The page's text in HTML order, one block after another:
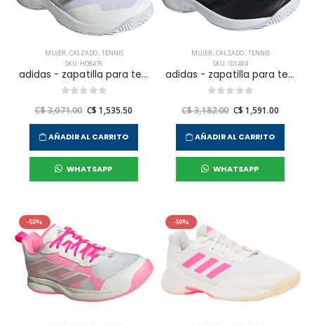
MUJER,CALZADO,TENNIS
SKU: HQ8476
adidas - zapatilla para tennis gamecourt 2 para mujer
C$ 3,071.00 C$ 1,535.50
AÑADIR AL CARRITO
WHATSAPP
MUJER,CALZADO,TENNIS
SKU: ID1494
adidas - zapatilla para tennis gamecourt 2 w para mujer
C$ 3,182.00 C$ 1,591.00
AÑADIR AL CARRITO
WHATSAPP
-50% -50%